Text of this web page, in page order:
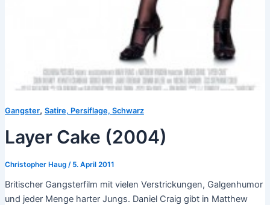
Gangster, Satire, Persiflage, Schwarz
Layer Cake (2004)
Christopher Haug / 5. April 2011
Britischer Gangsterfilm mit vielen Verstrickungen, Galgenhumor
und jeder Menge harter Jungs. Daniel Craig gibt in Matthew